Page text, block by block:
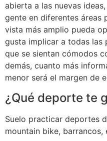
abierta a las nuevas
gente en diferentes áreas
vista más amplio pueda
gusta implicar a todas las
que se sientan cómodos
demás, cuanto más
menor será el margen de
¿Qué deporte te
Suelo practicar deportes
mountain bike, barrancos,